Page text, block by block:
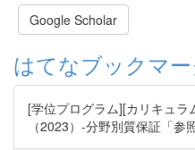
Google Scholar
はてなブックマー
[学位プログラム][カリキュ
（2023）-分野別質保証「